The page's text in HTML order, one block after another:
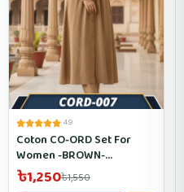
4.9
Coton CO-ORD Set For
Women -BROWN-
CORD005
৳1,250৳1,550